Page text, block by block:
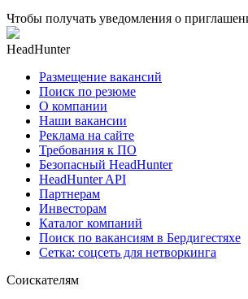
Чтобы получать уведомления о
HeadHunter
Размещение вакансий
Поиск по резюме
О компании
Наши вакансии
Реклама на сайте
Требования к ПО
Безопасный HeadHunter
HeadHunter API
Партнерам
Инвесторам
Каталог компаний
Поиск по вакансиям в Бердигестяхе
Сетка: соцсеть для нетворкинга
Соискателям